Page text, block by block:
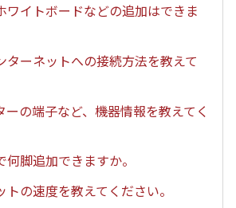
ワイトボードなどの追加はできま
ターネットへの接続方法を教えて
ーの端子など、機器情報を教えてく
脚追加できますか。
トの速度を教えてください。